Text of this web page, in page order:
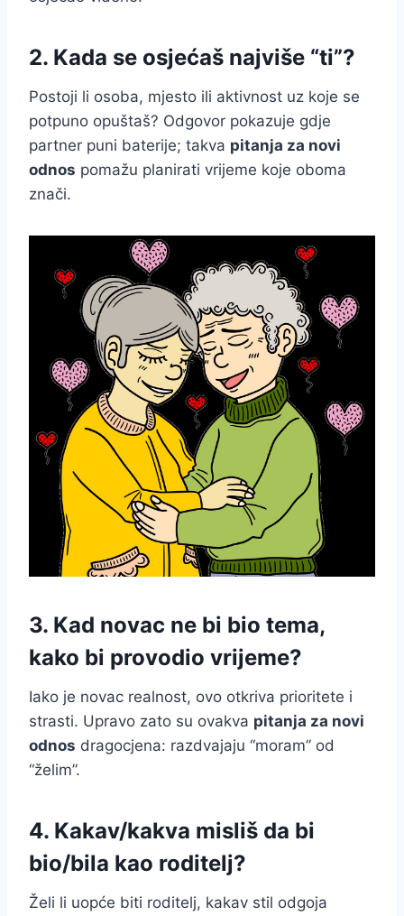
2. Kada se osjećaš najviše “ti”?
Postoji li osoba, mjesto ili aktivnost uz koje se
potpuno opuštaš? Odgovor pokazuje gdje
partner puni baterije; takva pitanja za novi
odnos pomažu planirati vrijeme koje oboma
znači.
3. Kad novac ne bi bio tema,
kako bi provodio vrijeme?
Iako je novac realnost, ovo otkriva prioritete i
strasti. Upravo zato su ovakva pitanja za novi
odnos dragocjena: razdvajaju “moram” od
“želim”.
4. Kakav/kakva misliš da bi
bio/bila kao roditelj?
Želi li uopće biti roditelj, kakav stil odgoja